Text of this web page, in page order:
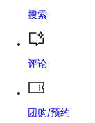
搜索
评论
团购/预约